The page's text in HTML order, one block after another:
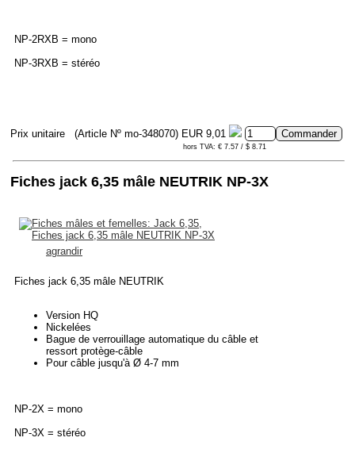
NP-2RXB = mono
NP-3RXB = stéréo
Prix unitaire (Article Nº mo-348070) EUR 9,01
hors TVA: € 7.57 / $ 8.71
Fiches jack 6,35 mâle NEUTRIK NP-3X
agrandir
Fiches jack 6,35 mâle NEUTRIK
Version HQ
Nickelées
Bague de verrouillage automatique du câble et
ressort protège-câble
Pour câble jusqu'à Ø 4-7 mm
NP-2X = mono
NP-3X = stéréo